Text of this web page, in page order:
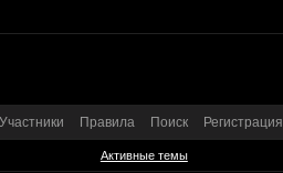
Участники Правила Поиск Регистрация
Активные темы